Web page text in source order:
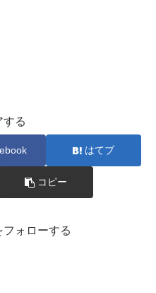
する
はてブ
コピー
ォローする